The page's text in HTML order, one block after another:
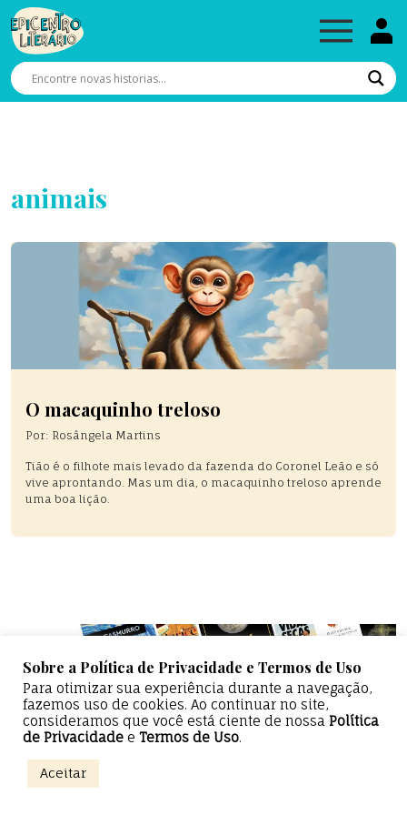
animais
O macaquinho treloso
Por: Rosângela Martins
Tião é o filhote mais levado da fazenda do Coronel Leão e só
vive aprontando. Mas um dia, o macaquinho treloso aprende
uma boa lição.
Epicentro Literário — Todos os direitos reservados
Sobre a Política de Privacidade e Termos de Uso
Para otimizar sua experiência durante a navegação,
fazemos uso de cookies. Ao continuar no site,
consideramos que você está ciente de nossa Política
de Privacidade e Termos de Uso.
Aceitar